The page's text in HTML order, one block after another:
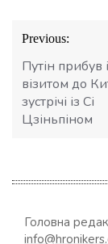
Навігація
записів
Previous:
Путін прибув
візитом до
зустрічі із Сі
Цзіньпіном
Головна